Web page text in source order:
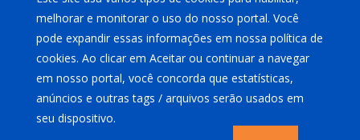
melhorar e monitorar o uso do nosso portal. Você
pode expandir essas informações em nossa política de
cookies. Ao clicar em Aceitar ou continuar a navegar
em nosso portal, você concorda que estatísticas,
anúncios e outras tags / arquivos serão usados em
seu dispositivo.
Rivitex Com. Imp. e Exp. Ltda2026 .Política de privacidade